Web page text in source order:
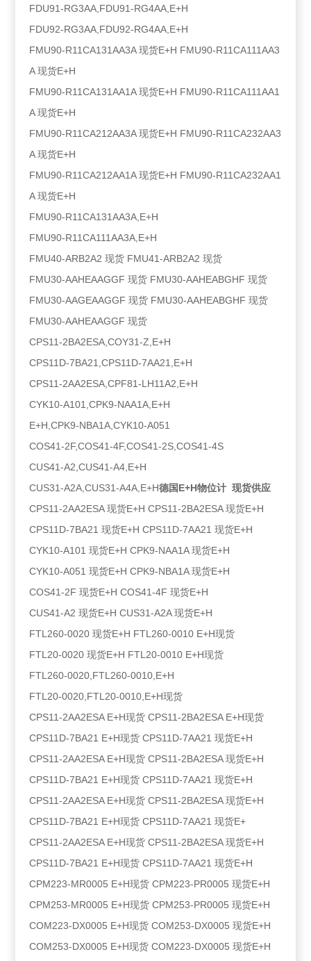
FDU91-RG3AA,FDU91-RG4AA,E+H
FDU92-RG3AA,FDU92-RG4AA,E+H
FMU90-R11CA131AA3A 现货E+H FMU90-R11CA111AA3
A 现货E+H
FMU90-R11CA131AA1A 现货E+H FMU90-R11CA111AA1
A 现货E+H
FMU90-R11CA212AA3A 现货E+H FMU90-R11CA232AA3
A 现货E+H
FMU90-R11CA212AA1A 现货E+H FMU90-R11CA232AA1
A 现货E+H
FMU90-R11CA131AA3A,E+H
FMU90-R11CA111AA3A,E+H
FMU40-ARB2A2 现货 FMU41-ARB2A2 现货
FMU30-AAHEAAGGF 现货 FMU30-AAHEABGHF 现货
FMU30-AAGEAAGGF 现货 FMU30-AAHEABGHF 现货
FMU30-AAHEAAGGF 现货
CPS11-2BA2ESA,COY31-Z,E+H
CPS11D-7BA21,CPS11D-7AA21,E+H
CPS11-2AA2ESA,CPF81-LH11A2,E+H
CYK10-A101,CPK9-NAA1A,E+H
E+H,CPK9-NBA1A,CYK10-A051
COS41-2F,COS41-4F,COS41-2S,COS41-4S
CUS41-A2,CUS41-A4,E+H
CUS31-A2A,CUS31-A4A,E+H德国E+H物位计 现货供应
CPS11-2AA2ESA 现货E+H CPS11-2BA2ESA 现货E+H
CPS11D-7BA21 现货E+H CPS11D-7AA21 现货E+H
CYK10-A101 现货E+H CPK9-NAA1A 现货E+H
CYK10-A051 现货E+H CPK9-NBA1A 现货E+H
COS41-2F 现货E+H COS41-4F 现货E+H
CUS41-A2 现货E+H CUS31-A2A 现货E+H
FTL260-0020 现货E+H FTL260-0010 E+H现货
FTL20-0020 现货E+H FTL20-0010 E+H现货
FTL260-0020,FTL260-0010,E+H
FTL20-0020,FTL20-0010,E+H现货
CPS11-2AA2ESA E+H现货 CPS11-2BA2ESA E+H现货
CPS11D-7BA21 E+H现货 CPS11D-7AA21 现货E+H
CPS11-2AA2ESA E+H现货 CPS11-2BA2ESA 现货E+H
CPS11D-7BA21 E+H现货 CPS11D-7AA21 现货E+H
CPS11-2AA2ESA E+H现货 CPS11-2BA2ESA 现货E+H
CPS11D-7BA21 E+H现货 CPS11D-7AA21 现货E+
CPS11-2AA2ESA E+H现货 CPS11-2BA2ESA 现货E+H
CPS11D-7BA21 E+H现货 CPS11D-7AA21 现货E+H
CPM223-MR0005 E+H现货 CPM223-PR0005 现货E+H
CPM253-MR0005 E+H现货 CPM253-PR0005 现货E+H
COM223-DX0005 E+H现货 COM253-DX0005 现货E+H
COM253-DX0005 E+H现货 COM223-DX0005 现货E+H